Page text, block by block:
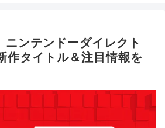
ニンテンドーダイレクト
作タイトル＆注目情報を